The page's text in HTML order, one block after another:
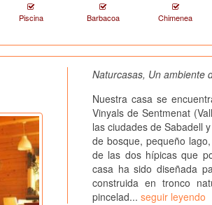
Piscina Barbacoa Chimenea
Naturcasas, Un ambiente
Nuestra casa se
Vinyals de Sentmenat
las ciudades de Sabadell
de bosque, pequeño
de las dos hípicas que
casa ha sido diseñada
construida en tronco
pincelad... seguir leyendo